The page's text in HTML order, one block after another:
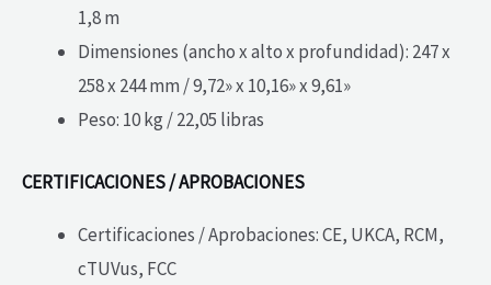
1,8 m
Dimensiones (ancho x alto x profundidad): 247 x
258 x 244 mm / 9,72» x 10,16» x 9,61»
Peso: 10 kg / 22,05 libras
CERTIFICACIONES / APROBACIONES
Certificaciones / Aprobaciones: CE, UKCA, RCM,
cTUVus, FCC